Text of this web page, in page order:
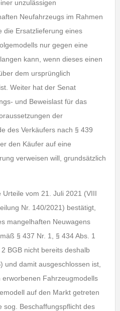
unzulässigen
Neufahrzeugs im Rahmen
die Ersatzlieferung eines
nur gegen eine
kann, wenn dieses einen
dem ursprünglich
Weiter hat der Senat
und Beweislast für das
der
des Verkäufers nach § 439
den Käufer auf eine
verweisen will, grundsätzlich
vom 21. Juli 2021 (VIII
Nr. 140/2021) bestätigt,
mangelhaften Neuwagens
§ 437 Nr. 1, § 434 Abs. 1
BGB nicht bereits deshalb
und damit ausgeschlossen ist,
Fahrzeugmodells
auf den Markt getreten
sog. Beschaffungspflicht des